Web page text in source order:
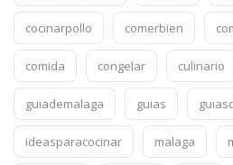
cocinarpollo comerbien
comida congelar culinario
guiademalaga guias
ideasparacocinar malaga